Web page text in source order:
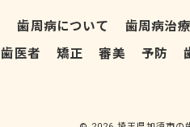
歯周病について 歯周病治
歯医者 矯正 審美 予防